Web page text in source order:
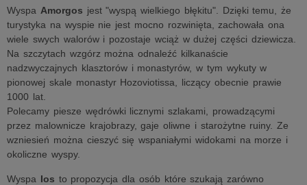
Wyspa Amorgos jest "wyspą wielkiego błękitu". Dzięki temu, że
turystyka na wyspie nie jest mocno rozwinięta, zachowała ona
wiele swych walorów i pozostaje wciąż w dużej części dziewicza.
Na szczytach wzgórz można odnaleźć kilkanaście
nadzwyczajnych klasztorów i monastyrów, w tym wykuty w
pionowej skale monastyr Hozoviotissa, liczący obecnie prawie
1000 lat.
Polecamy piesze wędrówki licznymi szlakami, prowadzącymi
przez malownicze krajobrazy, gaje oliwne i starożytne ruiny. Ze
wzniesień można cieszyć się wspaniałymi widokami na morze i
okoliczne wyspy.
Wyspa Ios to propozycja dla osób które szukają zarówno